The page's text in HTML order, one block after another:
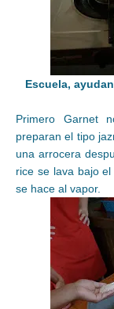
Escuela,
Primero Garnet
preparan el tipo
una arrocera
rice se lava bajo
se hace al vapor.